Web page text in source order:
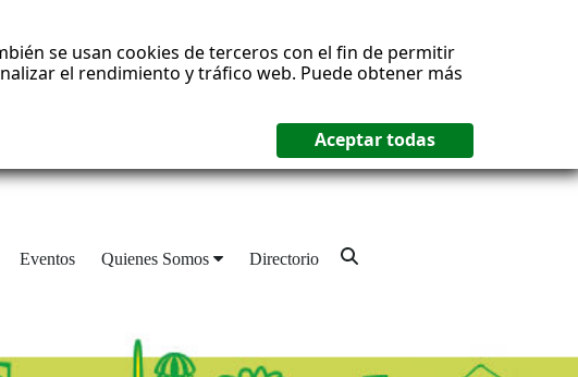
se usan cookies de terceros con el fin de permitir
el rendimiento y tráfico web. Puede obtener más
Eventos Quienes Somos Directorio